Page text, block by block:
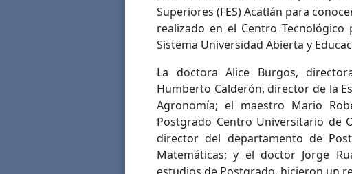
Superiores (FES) Acatlán para
realizado en el Centro Tecnológico
Sistema Universidad Abierta y
La doctora Alice Burgos,
Humberto Calderón, director de la
Agronomía; el maestro Mario
Postgrado Centro Universitario de
director del departamento de
Matemáticas; y el doctor Jorge